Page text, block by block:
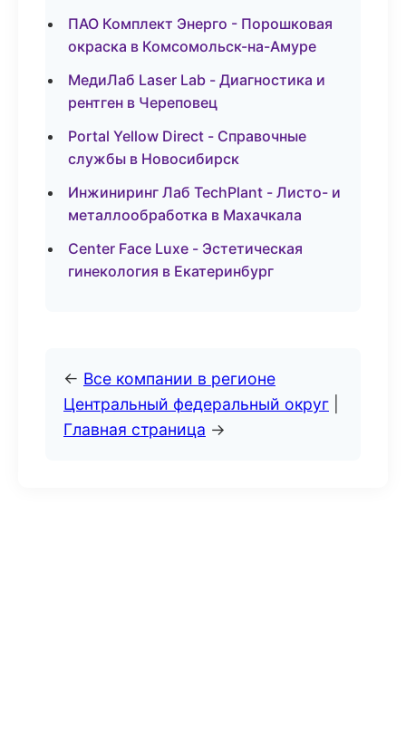
ПАО Комплект Энерго - Порошковая
окраска в Комсомольск-на-Амуре
МедиЛаб Laser Lab - Диагностика и
рентген в Череповец
Portal Yellow Direct - Справочные
службы в Новосибирск
Инжиниринг Лаб TechPlant - Листо- и
металлообработка в Махачкала
Center Face Luxe - Эстетическая
гинекология в Екатеринбург
← Все компании в регионе
Центральный федеральный округ
Главная страница →